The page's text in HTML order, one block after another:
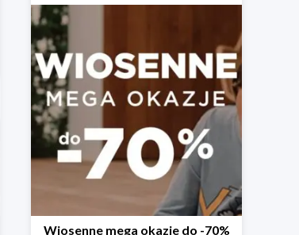
Wiosenne mega okazje do -70%